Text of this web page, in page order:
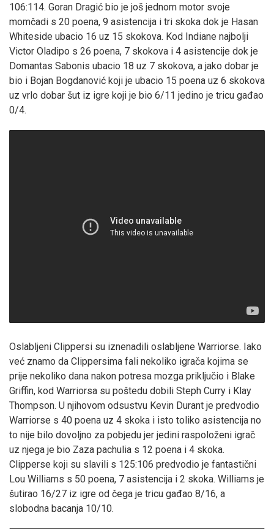
106:114. Goran Dragić bio je još jednom motor svoje
momčadi s 20 poena, 9 asistencija i tri skoka dok je Hasan
Whiteside ubacio 16 uz 15 skokova. Kod Indiane najbolji
Victor Oladipo s 26 poena, 7 skokova i 4 asistencije dok je
Domantas Sabonis ubacio 18 uz 7 skokova, a jako dobar je
bio i Bojan Bogdanović koji je ubacio 15 poena uz 6 skokova
uz vrlo dobar šut iz igre koji je bio 6/11 jedino je tricu gađao
0/4.
Oslabljeni Clippersi su iznenadili oslabljene Warriorse. Iako
već znamo da Clippersima fali nekoliko igrača kojima se
prije nekoliko dana nakon potresa mozga priključio i Blake
Griffin, kod Warriorsa su poštedu dobili Steph Curry i Klay
Thompson. U njihovom odsustvu Kevin Durant je predvodio
Warriorse s 40 poena uz 4 skoka i isto toliko asistencija no
to nije bilo dovoljno za pobjedu jer jedini raspoloženi igrač
uz njega je bio Zaza pachulia s 12 poena i 4 skoka.
Clipperse koji su slavili s 125:106 predvodio je fantastični
Lou Williams s 50 poena, 7 asistencija i 2 skoka. Williams je
šutirao 16/27 iz igre od čega je tricu gađao 8/16, a
slobodna bacanja 10/10.